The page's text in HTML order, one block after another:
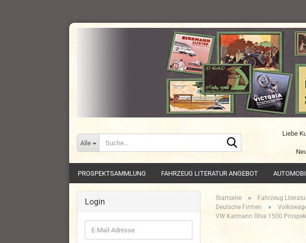
Alle
Liebe
PROSPEKTSAMMLUNG FAHRZEUG LITERATUR ANGEBOT
Startseite » Fahrzeug
Deutsche Firmen »
VW Karmann Ghia 1500
Login
E-
Mail-